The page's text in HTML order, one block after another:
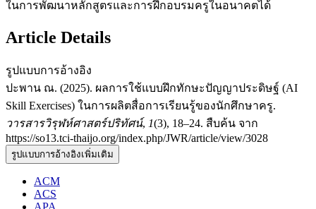
ในการพัฒนาหลักสูตรและการฝึกอบรมครูในอนาคตได้
Article Details
รูปแบบการอ้างอิง
ปะพาน ณ. (2025). ผลการใช้แบบฝึกทักษะปัญญาประดิษฐ์ (AI
Skill Exercises) ในการผลิตสื่อการเรียนรู้ของนักศึกษาครู.
วารสารวิรุฬห์ศาสตร์ปริทัศน์, 1(3), 18–24. สืบค้น จาก
https://so13.tci-thaijo.org/index.php/JWR/article/view/3028
รูปแบบการอ้างอิงเพิ่มเติม
ACM
ACS